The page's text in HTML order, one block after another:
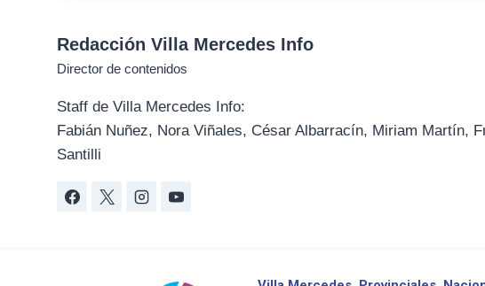
Redacción Villa Mercedes Info
Director de contenidos
Staff de Villa Mercedes Info:
Fabián Nuñez, Nora Viñales, César Albarracín, Miriam Martín,
Santilli